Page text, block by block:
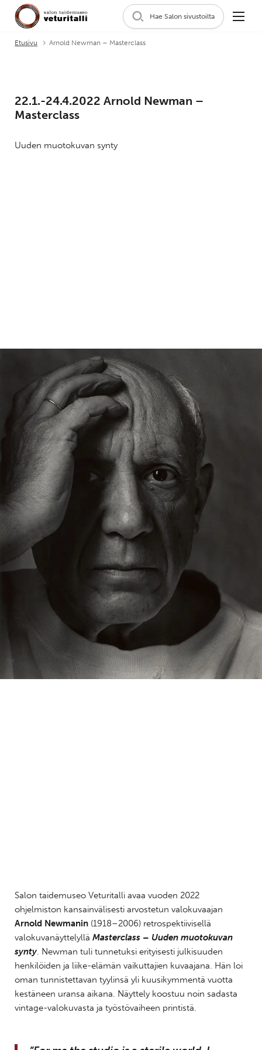
Hae Salon sivustoilta
Etusivu Arnold Newman – Masterclass
22.1.-24.4.2022 Arnold Newman –
Masterclass
Uuden muotokuvan synty
Salon taidemuseo Veturitalli avaa vuoden 2022
ohjelmiston kansainvälisesti arvostetun valokuvaajan
Arnold Newmanin (1918–2006) retrospektiivisellä
valokuvanäyttelyllä Masterclass – Uuden muotokuvan
synty. Newman tuli tunnetuksi erityisesti julkisuuden
henkilöiden ja liike-elämän vaikuttajien kuvaajana. Hän loi
oman tunnistettavan tyylinsä yli kuusikymmentä vuotta
kestäneen uransa aikana. Näyttely koostuu noin sadasta
vintage-valokuvasta ja työstövaiheen printistä.